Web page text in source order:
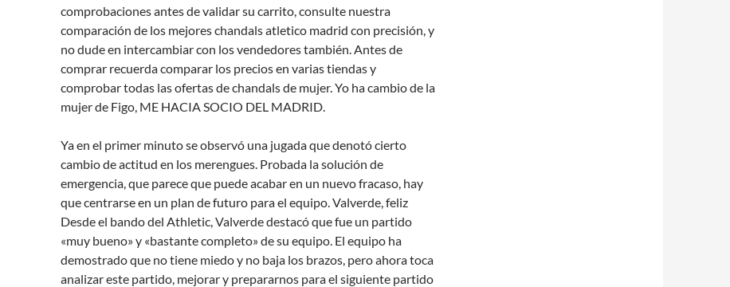
comprobaciones antes de validar su carrito, consulte nuestra
comparación de los mejores chandals atletico madrid con precisión, y
no dude en intercambiar con los vendedores también. Antes de
comprar recuerda comparar los precios en varias tiendas y
comprobar todas las ofertas de chandals de mujer. Yo ha cambio de la
mujer de Figo, ME HACIA SOCIO DEL MADRID.
Ya en el primer minuto se observó una jugada que denotó cierto
cambio de actitud en los merengues. Probada la solución de
emergencia, que parece que puede acabar en un nuevo fracaso, hay
que centrarse en un plan de futuro para el equipo. Valverde, feliz
Desde el bando del Athletic, Valverde destacó que fue un partido
«muy bueno» y «bastante completo» de su equipo. El equipo ha
demostrado que no tiene miedo y no baja los brazos, pero ahora toca
analizar este partido, mejorar y prepararnos para el siguiente partido